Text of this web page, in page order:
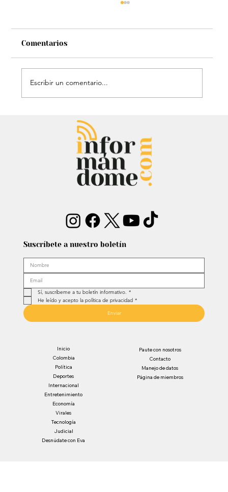
Chayanne se animó a trend viral y
dejó mensaje: “Antes de ser tu
Comentarios
Escribir un comentario...
Suscríbete a nuestro boletín
Sí, suscríbeme a tu boletín informativo. *
He leído y acepto la política de privacidad *
Enviar
Inicio
Colombia
Política
Deportes
Internacional
Entretenimiento
Economía
Virales
Tecnología
Judicial
Desnúdate con Eva
Paute con nosotros
Contacto
Manejo de datos
Página de miembros